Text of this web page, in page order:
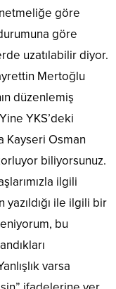
göre
göre
uzatılabilir diyor.
Mertoğlu
düzenlemiş
YKS’deki
Kayseri Osman
biliyorsunuz.
ilgili
ile ilgili bir
bu
varsa